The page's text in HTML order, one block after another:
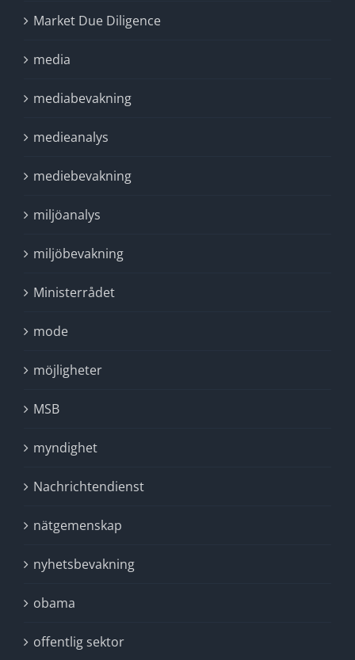
Market Due Diligence
media
mediabevakning
medieanalys
mediebevakning
miljöanalys
miljöbevakning
Ministerrådet
mode
möjligheter
MSB
myndighet
Nachrichtendienst
nätgemenskap
nyhetsbevakning
obama
offentlig sektor